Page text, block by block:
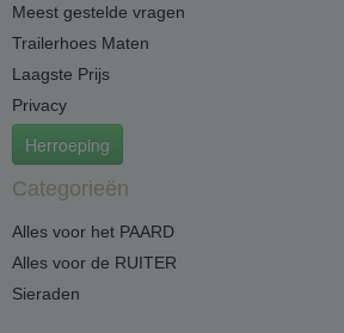
Meest gestelde vragen
Trailerhoes Maten
Laagste Prijs
Privacy
Herroeping
Categorieën
Alles voor het PAARD
Alles voor de RUITER
Sieraden